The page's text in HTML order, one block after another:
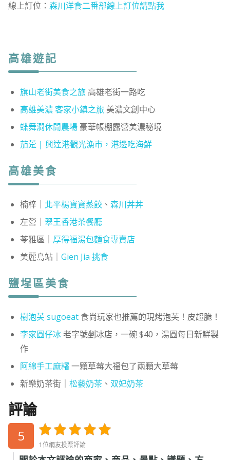
線上訂位： 森川洋食二番部線上訂位請點我
高雄遊記
旗山老街美食之旅高雄老街一路吃
高雄美濃 客家小鎮之旅美濃文創中心
蝶舞澗休閒農場豪華帳棚露營美濃秘境
茄萣 | 興達港觀光漁市，港邊吃海鮮
高雄美食
楠梓｜ 北平楊寶寶蒸餃、 森川丼丼
左營｜ 翠王香港茶餐廳
苓雅區｜ 厚得福湯包麵食專賣店
美麗島站｜ Gien Jia 挑食
鹽埕區美食
樹泡芙 sugoeat食尚玩家也推薦的現烤泡芙！皮超脆！
李家圓仔冰老字號剉冰店，一碗 $40，湯圓每日新鮮製
作
阿綿手工麻糬一顆草莓大福包了兩顆大草莓
新樂奶茶街｜ 松藝奶茶、 双妃奶茶
評論
5
1位網友投票評論